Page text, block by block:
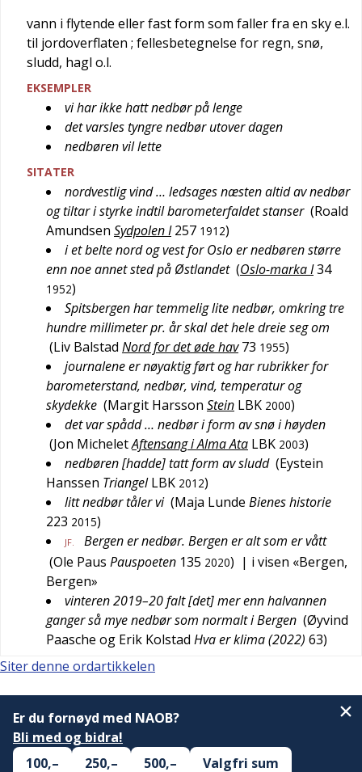
vann i flytende eller fast form som faller fra en sky e.l.
til jordoverflaten ; fellesbetegnelse for regn, snø,
sludd, hagl o.l.
EKSEMPLER
vi har ikke hatt nedbør på lenge
det varsles tyngre nedbør utover dagen
nedbøren vil lette
SITATER
nordvestlig vind … ledsages næsten altid av nedbør
og tiltar i styrke indtil barometerfaldet stanser (Roald
Amundsen Sydpolen I 257 1912)
i et belte nord og vest for Oslo er nedbøren større
enn noe annet sted på Østlandet (Oslo-marka I34
1952)
Spitsbergen har temmelig lite nedbør, omkring tre
hundre millimeter pr. år skal det hele dreie seg om
(Liv Balstad Nord for det øde hav 73 1955)
journalene er nøyaktig ført og har rubrikker for
barometerstand, nedbør, vind, temperatur og
skydekke (Margit Harsson Stein LBK 2000)
det var spådd … nedbør i form av snø i høyden
(Jon MicheletAftensang i Alma Ata LBK 2003)
nedbøren [hadde] tatt form av sludd (Eystein
Hanssen Triangel LBK 2012)
litt nedbør tåler vi (Maja Lunde Bienes historie
223 2015)
JF.
Bergen er nedbør. Bergen er alt som er vått
(Ole Paus Pauspoeten 135 2020) | i visen «Bergen,
Bergen»
vinteren 2019–20 falt [det] mer enn halvannen
ganger så mye nedbør som normalt i Bergen (Øyvind
Paasche og Erik Kolstad Hva er klima (2022) 63)
Siter denne ordartikkelen
Er du fornøyd med NAOB?
Bli med og bidra!
100,–
250,– 500,– Valgfri sum